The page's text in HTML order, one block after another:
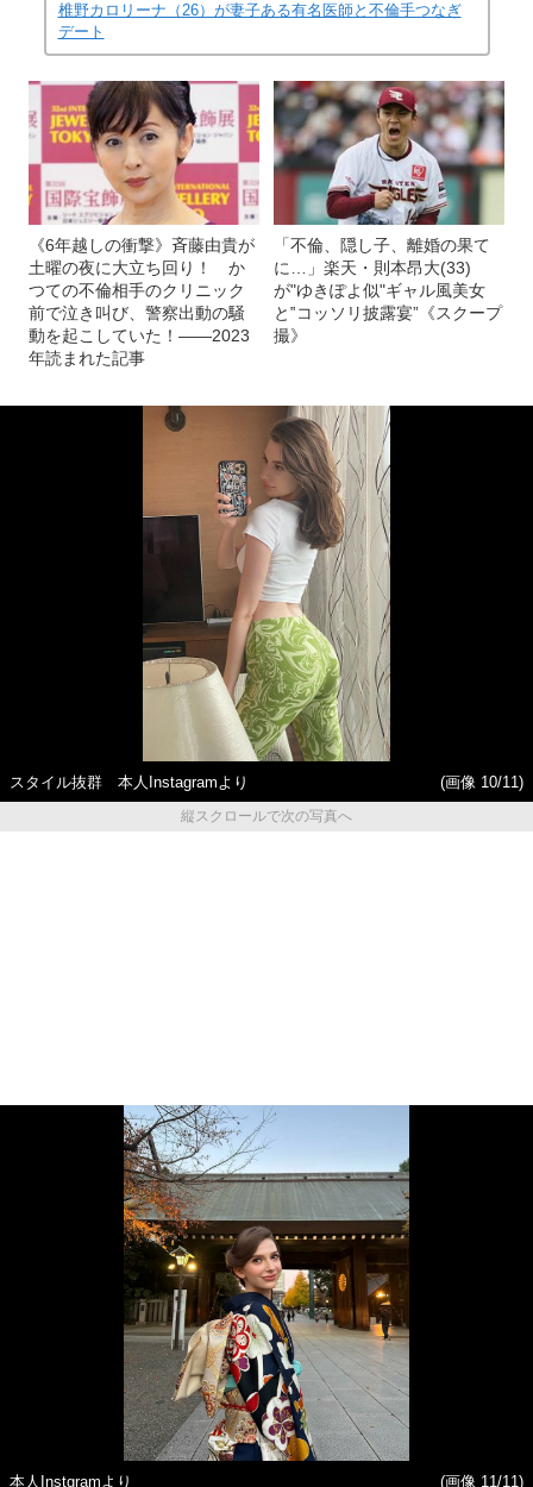
椎野カロリーナ（26）が妻子ある有名医師と不倫手つなぎ
デート
《6年越しの衝撃》斉藤由貴が
土曜の夜に大立ち回り！ か
つての不倫相手のクリニック
前で泣き叫び、警察出動の騒
動を起こしていた！――2023
年読まれた記事
「不倫、隠し子、離婚の果て
に…」楽天・則本昂大(33)
が"ゆきぽよ似"ギャル風美女
と‟コッソリ披露宴”《スクープ
撮》
スタイル抜群 本人Instagramより
(画像 10/11)
縦スクロールで次の写真へ
本人Instgramより (画像 11/11)